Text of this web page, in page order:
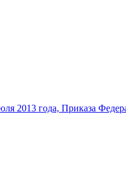
2013 года, Приказа